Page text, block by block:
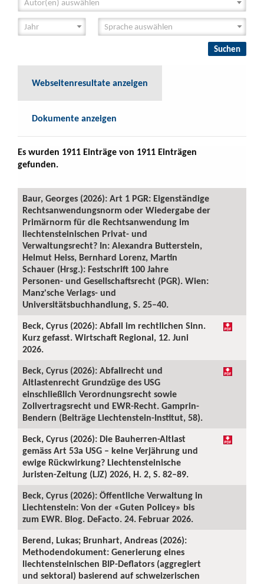
Autor(en) auswählen
Webseitenresultate anzeigen
Dokumente anzeigen
Es wurden 1911 Einträge von 1911 Einträgen
gefunden.
Baur, Georges (2026): Art 1 PGR: Eigenständige
Rechtsanwendungsnorm oder Wiedergabe der
Primärnorm für die Rechtsanwendung im
liechtensteinischen Privat- und
Verwaltungsrecht? In: Alexandra Butterstein,
Helmut Heiss, Bernhard Lorenz, Martin
Schauer (Hrsg.): Festschrift 100 Jahre
Personen- und Gesellschaftsrecht (PGR). Wien:
Manz'sche Verlags- und
Universitätsbuchhandlung, S. 25–40.
Beck, Cyrus (2026): Abfall im rechtlichen Sinn.
Kurz gefasst. Wirtschaft Regional, 12. Juni
2026.
Beck, Cyrus (2026): Abfallrecht und
Altlastenrecht Grundzüge des USG
einschließlich Verordnungsrecht sowie
Zollvertragsrecht und EWR-Recht. Gamprin-
Bendern (Beiträge Liechtenstein-Institut, 58).
Beck, Cyrus (2026): Die Bauherren-Altlast
gemäss Art 53a USG – keine Verjährung und
ewige Rückwirkung? Liechtensteinische
Juristen-Zeitung (LJZ) 2026, H. 2, S. 82–89.
Beck, Cyrus (2026): Öffentliche Verwaltung in
Liechtenstein: Von der «Guten Policey» bis
zum EWR. Blog. DeFacto. 24. Februar 2026.
Berend, Lukas; Brunhart, Andreas (2026):
Methodendokument: Generierung eines
liechtensteinischen BIP-Deflators (aggregiert
und sektoral) basierend auf schweizerischen